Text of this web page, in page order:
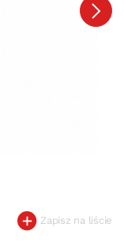
Zapisz na liście